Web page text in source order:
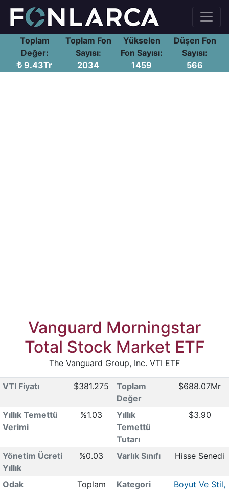
Toplam
Değer:
9.43Tr
Toplam Fon
Sayısı:
2034
Yükselen
Fon Sayısı:
1459
Düşen Fon
Sayısı:
566
Vanguard Morningstar
Total Stock Market ETF
The Vanguard Group, Inc. VTI ETF
VTI Fiyatı $381.275
Toplam
Değer
$688.07Mr
Yıllık Temettü
Verimi
%1.03
Yıllık
Temettü
Tutarı
$3.90
Yönetim Ücreti
Yıllık
%0.03 Varlık Sınıfı Hisse Senedi
Odak
Toplam
Kategori
Boyut Ve Stil,